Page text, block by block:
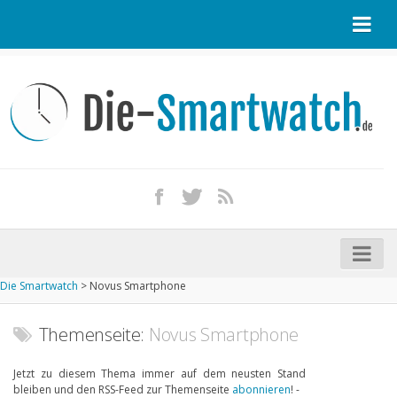
Kontakt / Tipp geben
Impressum
iPhone kaufen
Startseite
Aktuelle Smartwatches im Test
Die Smartwatch > Novus Smartphone
Themenseite: Novus Smartphone
Jetzt zu diesem Thema immer auf dem neusten Stand
bleiben und den RSS-Feed zur Themenseite abonnieren! -